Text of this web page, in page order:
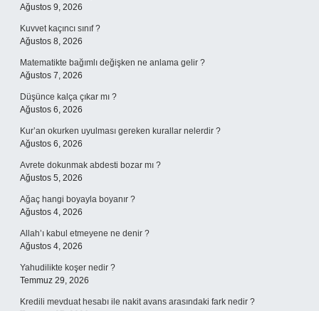
Ağustos 9, 2026
Kuvvet kaçıncı sınıf ?
Ağustos 8, 2026
Matematikte bağımlı değişken ne anlama gelir ?
Ağustos 7, 2026
Düşünce kalça çıkar mı ?
Ağustos 6, 2026
Kur’an okurken uyulması gereken kurallar nelerdir ?
Ağustos 6, 2026
Avrete dokunmak abdesti bozar mı ?
Ağustos 5, 2026
Ağaç hangi boyayla boyanır ?
Ağustos 4, 2026
Allah’ı kabul etmeyene ne denir ?
Ağustos 4, 2026
Yahudilikte koşer nedir ?
Temmuz 29, 2026
Kredili mevduat hesabı ile nakit avans arasındaki fark nedir ?